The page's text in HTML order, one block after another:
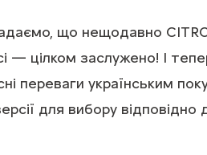
що нещодавно
— цілком заслужено! І
переваги українським
для вибору